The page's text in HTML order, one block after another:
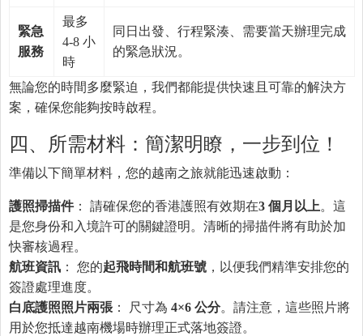
緊急
服務
最多
4-8 小
時
同日出發、行程緊湊、需要當天辦理完成
的緊急狀況。
無論您的時間多麼緊迫，我們都能提供快速且可靠的解決方
案，確保您能夠按時啟程。
四、所需材料：簡潔明瞭，一步到位！
準備以下簡單材料，您的越南之旅就能迅速啟動：
護照掃描件： 請確保您的香港護照有效期在3 個月以上。這
是您身份和入境許可的關鍵證明。清晰的掃描件將有助於加
快審核過程。
航班資訊 ： 您的起飛時間和航班號 ，以便我們精準安排您的
簽證處理進度。
白底護照照片兩張 ： 尺寸為 4×6 公分。請注意，這些照片將
用於您抵達越南機場時辦理正式落地簽證。